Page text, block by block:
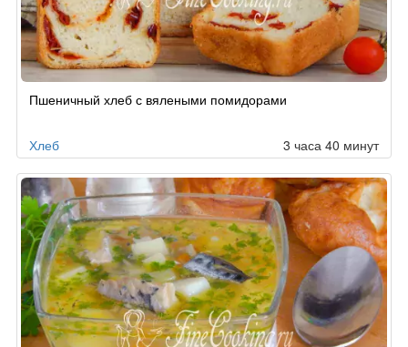
Пшеничный хлеб с вялеными помидорами
Хлеб 3 часа 40 минут